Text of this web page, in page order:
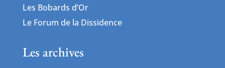
Les Bobards d’Or
Le Forum de la Dissidence
Les archives